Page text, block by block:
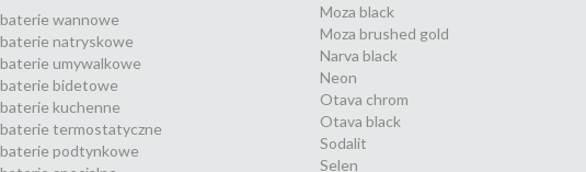
baterie wannowe
baterie natryskowe
baterie umywalkowe
baterie bidetowe
baterie kuchenne
baterie termostatyczne
baterie podtynkowe
Moza black
Moza brushed gold
Narva black
Neon
Otava chrom
Otava black
Sodalit
Selen